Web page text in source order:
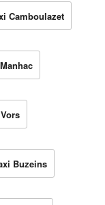
Camboulazet
Buzeins